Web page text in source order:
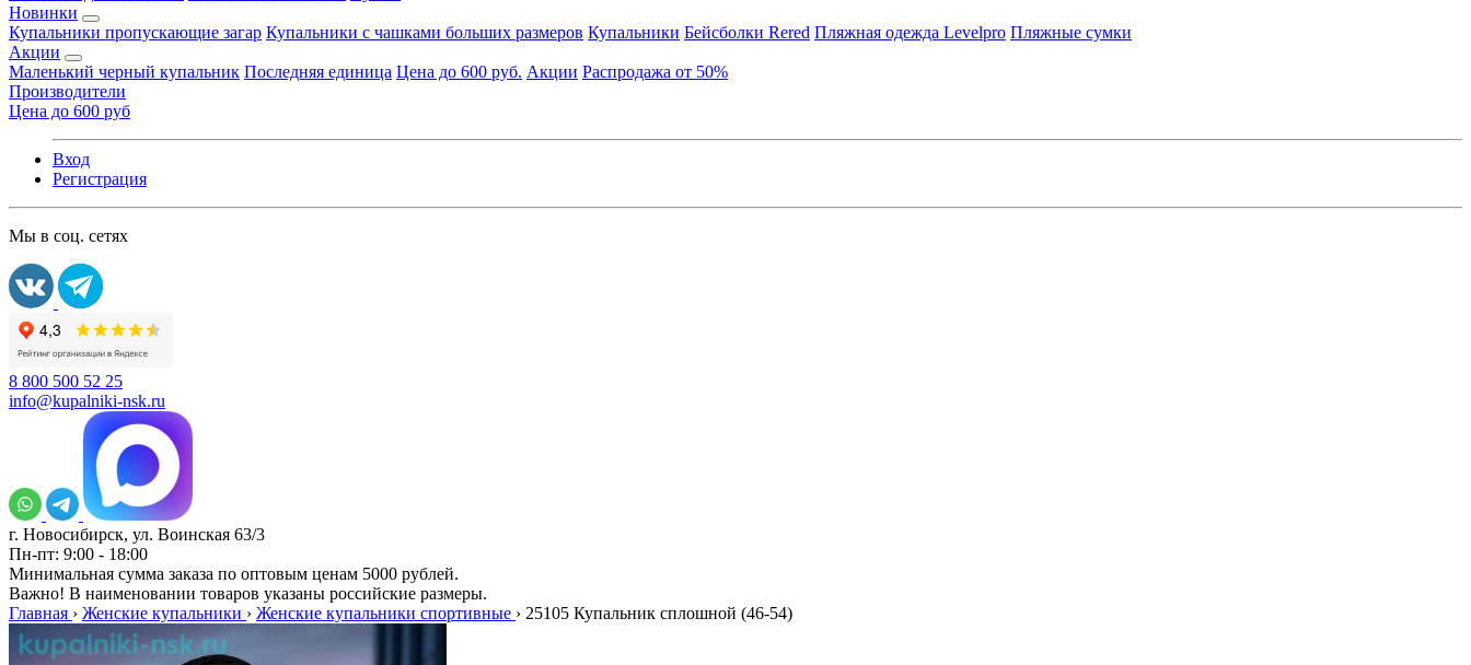
Новинки
Купальники пропускающие загар Купальники с чашками больших размеров Купальники Бейсболки Rered Пляжная одежда Levelpro Пляжные сумки
Акции
Маленький черный купальник Последняя единица Цена до 600 руб. Акции Распродажа от 50%
Производители
Цена до 600 руб
Вход
Регистрация
Мы в соц. сетях
8 800 500 52 25
info@kupalniki-nsk.ru
г. Новосибирск, ул. Воинская 63/3
Пн-пт: 9:00 - 18:00
Минимальная сумма заказа по оптовым ценам 5000 рублей.
Важно! В наименовании товаров указаны российские размеры.
Главная › Женские купальники › Женские купальники спортивные › 25105 Купальник сплошной (46-54)